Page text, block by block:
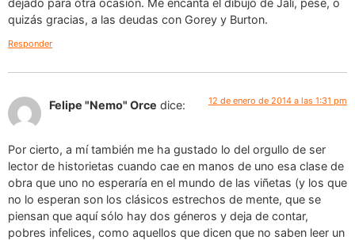
dejado para otra ocasión. Me encanta el dibujo de Jali, pese, o
quizás gracias, a las deudas con Gorey y Burton.
Responder
Felipe "Nemo" Orce dice: 12 de enero de 2014 a las 1:31 pm
Por cierto, a mí también me ha gustado lo del orgullo de ser
lector de historietas cuando cae en manos de uno esa clase de
obra que uno no esperaría en el mundo de las viñetas (y los que
no lo esperan son los clásicos estrechos de mente, que se
piensan que aquí sólo hay dos géneros y deja de contar,
pobres infelices, como aquellos que dicen que no saben leer un